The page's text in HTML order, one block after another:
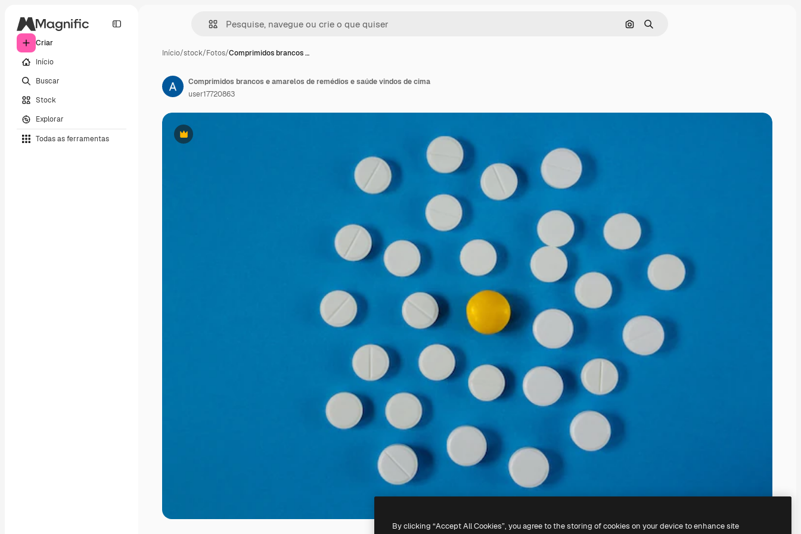
Criar
Início
Buscar
Stock
Explorar
Todas as ferramentas
Pesquisar por imagem
Buscar
Início/stock/Fotos/Comprimidos brancos …
Premium
Comprimidos brancos e amarelos de remédios e saúde vindos de cima
user17720863
By clicking “Accept All Cookies”, you agree to the storing of cookies on your device to enhance site